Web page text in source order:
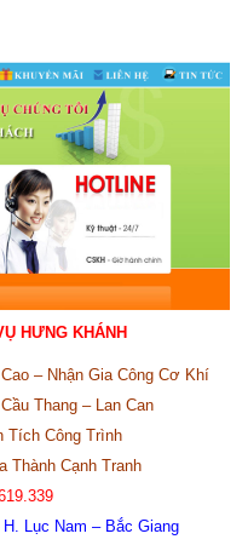
HƯNG KHÁNH
– Nhận Gia Công Cơ Khí
Thang – Lan Can
Tích Công Trình
Thành Cạnh Tranh
Lục Nam – Bắc Giang